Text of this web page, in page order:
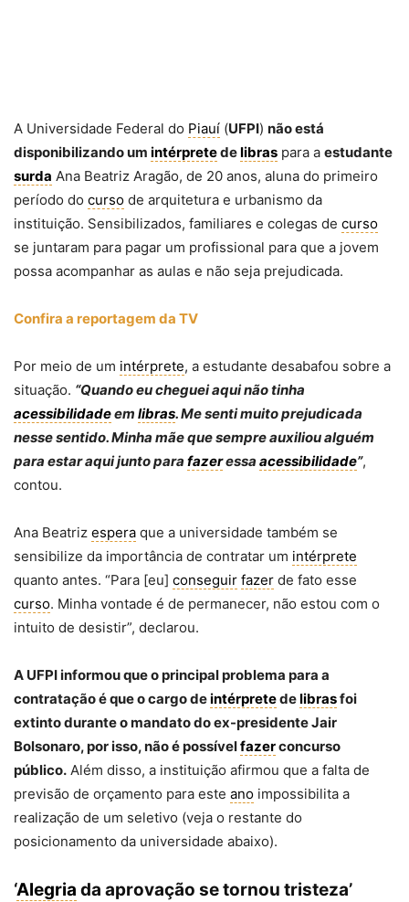
A Universidade Federal do Piauí (UFPI) não está
disponibilizando um intérpretedelibras para a estudante
surda Ana Beatriz Aragão, de 20 anos, aluna do primeiro
período do curso de arquitetura e urbanismo da
instituição. Sensibilizados, familiares e colegas de curso
se juntaram para pagar um profissional para que a jovem
possa acompanhar as aulas e não seja prejudicada.
Confira a reportagem da TV
Por meio de um intérprete, a estudante desabafou sobre a
situação. “Quando eu cheguei aqui não tinha
acessibilidadeem libras. Me senti muito prejudicada
nesse sentido. Minha mãe que sempre auxiliou alguém
para estar aqui junto para fazeressa acessibilidade”,
contou.
Ana Beatriz espera que a universidade também se
sensibilize da importância de contratar um intérprete
quanto antes. “Para [eu] conseguir fazer de fato esse
curso. Minha vontade é de permanecer, não estou com o
intuito de desistir”, declarou.
A UFPI informou que o principal problema para a
contratação é que o cargo deintérpretedelibrasfoi
extinto durante o mandato do ex-presidente Jair
Bolsonaro, por isso, não é possívelfazerconcurso
público. Além disso, a instituição afirmou que a falta de
previsão de orçamento para este ano impossibilita a
realização de um seletivo (veja o restante do
posicionamento da universidade abaixo).
‘Alegria da aprovação se tornou tristeza’